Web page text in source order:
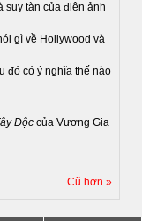
suy tàn của điện ảnh
gì về Hollywood và
đó có ý nghĩa thế nào
Độc của Vương Gia
Cũ hơn »